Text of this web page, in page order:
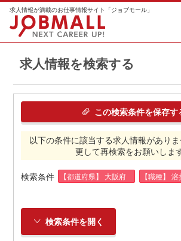
求人情報が満載のお仕事情報サイト「ジョブモール」
求人情報を検索する
この検索条件を保存す
以下の条件に該当する求人情報があり
更して再検索をお願いします
検索条件 【都道府県】 大阪府 【職種】
検索条件を開く